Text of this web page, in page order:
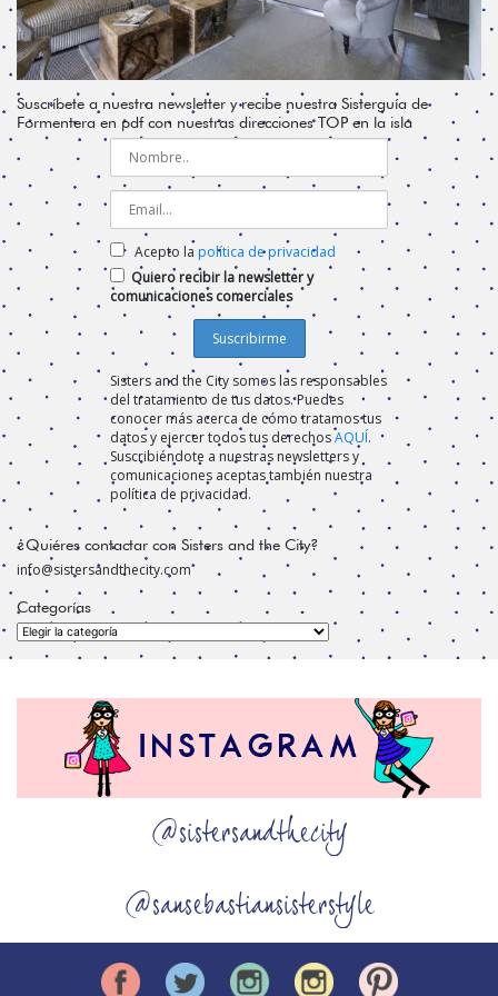
Suscríbete a nuestra newsletter y recibe nuestra Sisterguía de
Formentera en pdf con nuestras direcciones TOP en la isla
Acepto la política de privacidad
Quiero recibir la newsletter y
comunicaciones comerciales
Sisters and the City somos las responsables
del tratamiento de tus datos. Puedes
conocer más acerca de cómo tratamos tus
datos y ejercer todos tus derechosAQUÍ.
Suscribiéndote a nuestras newsletters y
comunicaciones aceptas también nuestra
política de privacidad.
¿Quiéres contactar con Sisters and the City?
info@sistersandthecity.com
Categorías
Categorías
@sistersandthecity
@sansebastiansisterstyle